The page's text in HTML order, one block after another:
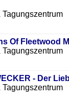
Of Fleetwood
- Der